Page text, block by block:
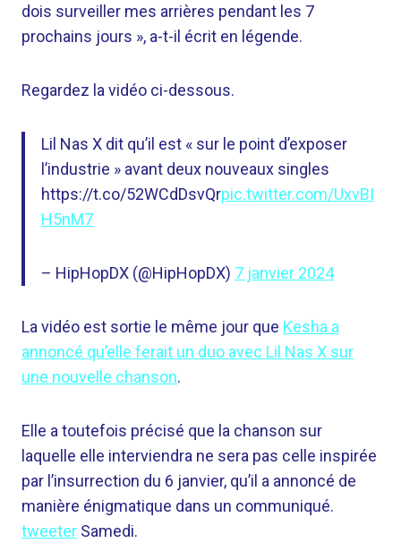
dois surveiller mes arrières pendant les 7
prochains jours », a-t-il écrit en légende.
Regardez la vidéo ci-dessous.
Lil Nas X dit qu’il est « sur le point d’exposer
l’industrie » avant deux nouveaux singles
https://t.co/52WCdDsvQrpic.twitter.com/UxvBI
H5nM7
– HipHopDX (@HipHopDX) 7 janvier 2024
La vidéo est sortie le même jour que Kesha a
annoncé qu’elle ferait un duo avec Lil Nas X sur
une nouvelle chanson.
Elle a toutefois précisé que la chanson sur
laquelle elle interviendra ne sera pas celle inspirée
par l’insurrection du 6 janvier, qu’il a annoncé de
manière énigmatique dans un communiqué.
tweeter Samedi.